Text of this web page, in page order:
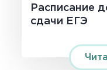
Расписание
сдачи ЕГЭ